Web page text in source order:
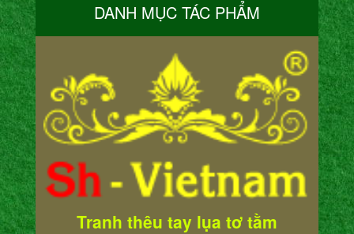
DANH MỤC TÁC PHẨM
Tranh thêu tay lụa tơ tằm